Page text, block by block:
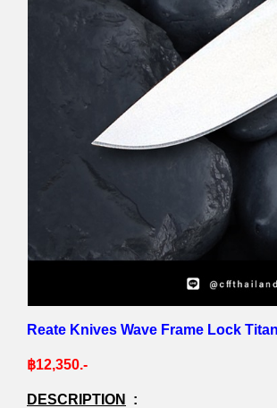
Reate Knives Wave Frame Lock
฿12,350.-
DESCRIPTION :